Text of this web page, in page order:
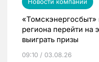
«Томскэнергосбыт»
региона перейти на
выиграть призы
09:10 / 03.08.26